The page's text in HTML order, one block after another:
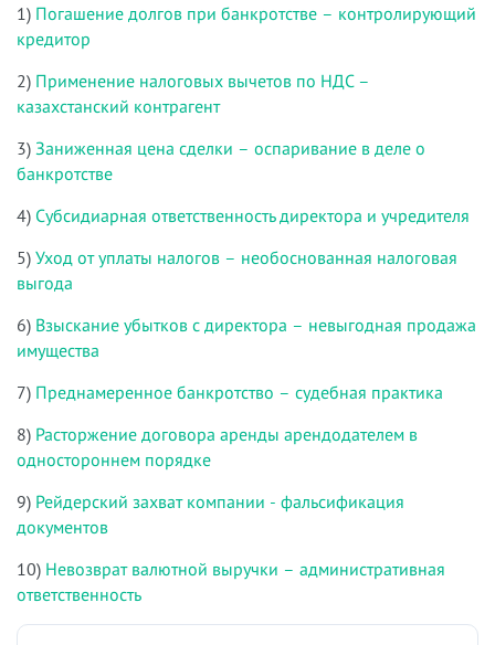
1) Погашение долгов при банкротстве – контролирующий
кредитор
2) Применение налоговых вычетов по НДС –
казахстанский контрагент
3) Заниженная цена сделки – оспаривание в деле о
банкротстве
4) Субсидиарная ответственность директора и учредителя
5) Уход от уплаты налогов – необоснованная налоговая
выгода
6) Взыскание убытков с директора – невыгодная продажа
имущества
7) Преднамеренное банкротство – судебная практика
8) Расторжение договора аренды арендодателем в
одностороннем порядке
9) Рейдерский захват компании - фальсификация
документов
10) Невозврат валютной выручки – административная
ответственность